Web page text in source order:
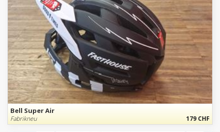
Bell Super Air
Fabrikneu 179 CHF